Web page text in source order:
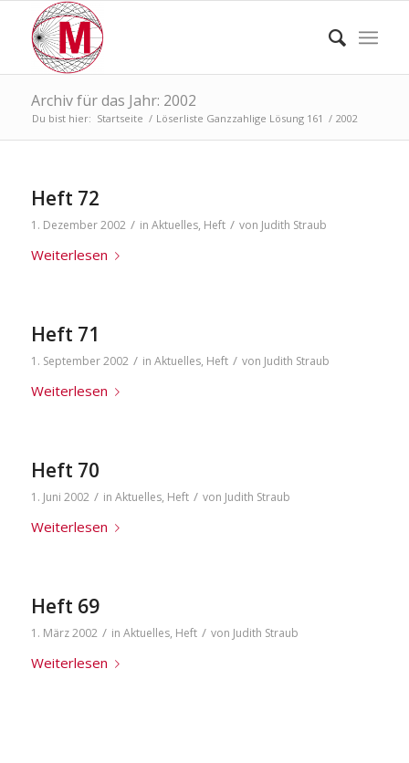
Archiv für das Jahr: 2002
Du bist hier: Startseite / Löserliste Ganzzahlige Lösung 161 / 2002
Heft 72
1. Dezember 2002 / in Aktuelles, Heft / von Judith Straub
Weiterlesen
Heft 71
1. September 2002 / in Aktuelles, Heft / von Judith Straub
Weiterlesen
Heft 70
1. Juni 2002 / in Aktuelles, Heft / von Judith Straub
Weiterlesen
Heft 69
1. März 2002 / in Aktuelles, Heft / von Judith Straub
Weiterlesen